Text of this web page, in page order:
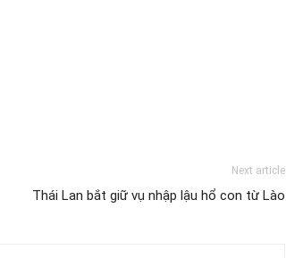
Next article
Thái Lan bắt giữ vụ nhập lậu hổ con từ Lào